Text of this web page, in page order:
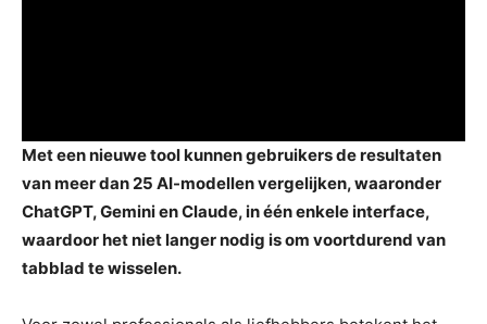
Met een nieuwe tool kunnen gebruikers de resultaten
van meer dan 25 AI-modellen vergelijken, waaronder
ChatGPT, Gemini en Claude, in één enkele interface,
waardoor het niet langer nodig is om voortdurend van
tabblad te wisselen.